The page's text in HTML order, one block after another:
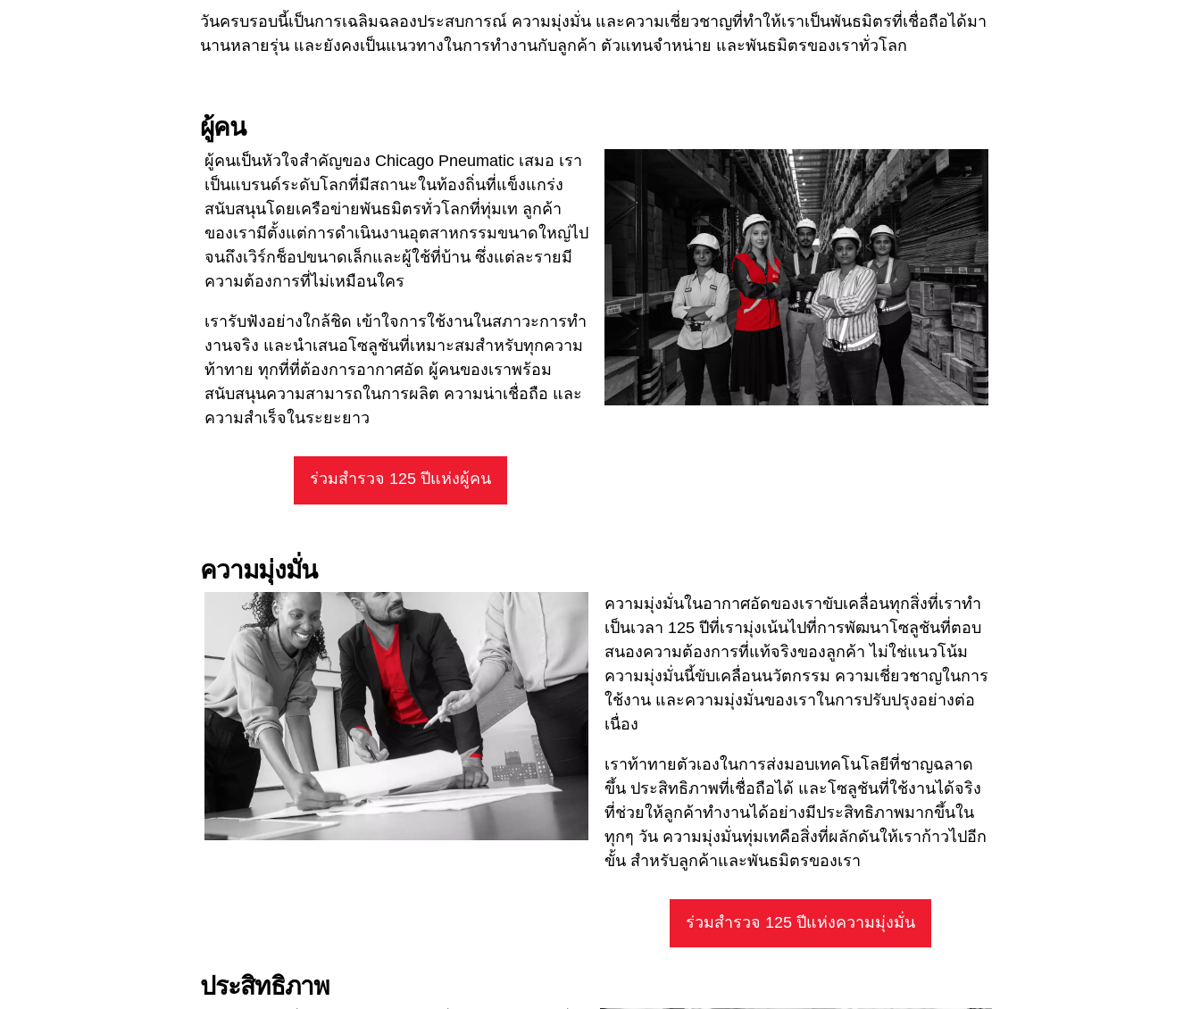
วันครบรอบนี้เป็นการเฉลิมฉลองประสบการณ์ ความมุ่งมั่น และความเชี่ยวชาญที่ทําให้เราเป็นพันธมิตรที่เชื่อถือได้มา
นานหลายรุ่น และยังคงเป็นแนวทางในการทํางานกับลูกค้า ตัวแทนจําหน่าย และพันธมิตรของเราทั่วโลก
ผู้คน
ผู้คนเป็นหัวใจสําคัญของ Chicago Pneumatic เสมอ เรา
เป็นแบรนด์ระดับโลกที่มีสถานะในท้องถิ่นที่แข็งแกร่ง
สนับสนุนโดยเครือข่ายพันธมิตรทั่วโลกที่ทุ่มเท ลูกค้า
ของเรามีตั้งแต่การดําเนินงานอุตสาหกรรมขนาดใหญ่ไป
จนถึงเวิร์กช็อปขนาดเล็กและผู้ใช้ที่บ้าน ซึ่งแต่ละรายมี
ความต้องการที่ไม่เหมือนใคร
เรารับฟังอย่างใกล้ชิด เข้าใจการใช้งานในสภาวะการทํา
งานจริง และนําเสนอโซลูชันที่เหมาะสมสําหรับทุกความ
ท้าทาย ทุกที่ที่ต้องการอากาศอัด ผู้คนของเราพร้อม
สนับสนุนความสามารถในการผลิต ความน่าเชื่อถือ และ
ความสําเร็จในระยะยาว
ร่วมสำรวจ 125 ปีแห่งผู้คน
ความมุ่งมั่น
ความมุ่งมั่นในอากาศอัดของเราขับเคลื่อนทุกสิ่งที่เราทํา
เป็นเวลา 125 ปีที่เรามุ่งเน้นไปที่การพัฒนาโซลูชันที่ตอบ
สนองความต้องการที่แท้จริงของลูกค้า ไม่ใช่แนวโน้ม
ความมุ่งมั่นนี้ขับเคลื่อนนวัตกรรม ความเชี่ยวชาญในการ
ใช้งาน และความมุ่งมั่นของเราในการปรับปรุงอย่างต่อ
เนื่อง
เราท้าทายตัวเองในการส่งมอบเทคโนโลยีที่ชาญฉลาด
ขึ้น ประสิทธิภาพที่เชื่อถือได้ และโซลูชันที่ใช้งานได้จริง
ที่ช่วยให้ลูกค้าทํางานได้อย่างมีประสิทธิภาพมากขึ้นใน
ทุกๆ วัน ความมุ่งมั่นทุ่มเทคือสิ่งที่ผลักดันให้เราก้าวไปอีก
ขั้น สําหรับลูกค้าและพันธมิตรของเรา
ร่วมสำรวจ 125 ปีแห่งความมุ่งมั่น
ประสิทธิภาพ